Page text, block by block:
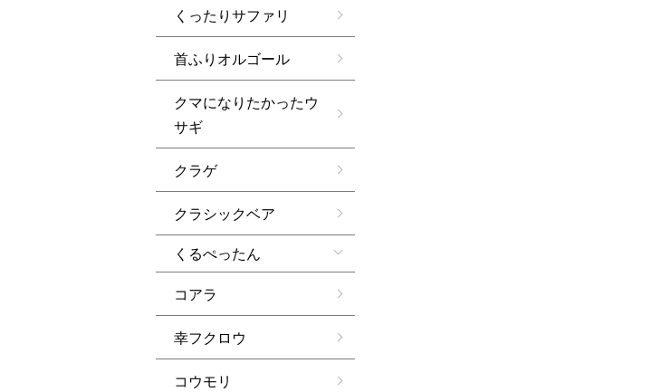
くったりサファリ
首ふりオルゴール
クマになりたかったウ
サギ
クラゲ
クラシックベア
くるぺったん
コアラ
幸フクロウ
コウモリ